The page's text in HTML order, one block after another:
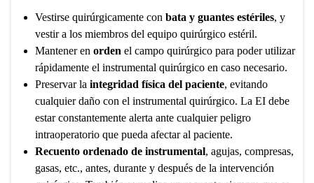
Vestirse quirúrgicamente con bata y guantes estériles, y
vestir a los miembros del equipo quirúrgico estéril.
Mantener en orden el campo quirúrgico para poder utilizar
rápidamente el instrumental quirúrgico en caso necesario.
Preservar la integridad física del paciente, evitando
cualquier daño con el instrumental quirúrgico. La EI debe
estar constantemente alerta ante cualquier peligro
intraoperatorio que pueda afectar al paciente.
Recuento ordenado de instrumental, agujas, compresas,
gasas, etc., antes, durante y después de la intervención